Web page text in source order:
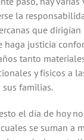
la
que
haga justicia
tanto
y físicos a
sus familias.
el día de hoy
se suman a